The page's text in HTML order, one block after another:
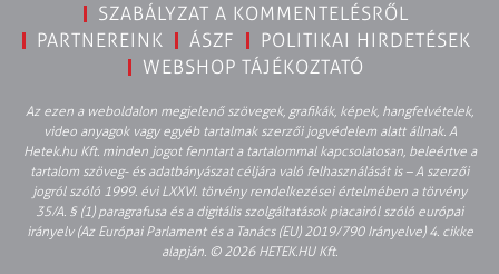
SZABÁLYZAT A KOMMENTELÉSRŐL
PARTNEREINK
ÁSZF
POLITIKAI HIRDETÉSEK
WEBSHOP TÁJÉKOZTATÓ
Az ezen a weboldalon megjelenő szövegek, grafikák, képek, hangfelvételek,
video anyagok vagy egyéb tartalmak szerzői jogvédelem alatt állnak. A
Hetek.hu Kft. minden jogot fenntart a tartalommal kapcsolatosan, beleértve a
tartalom szöveg- és adatbányászat céljára való felhasználását is – A szerzői
jogról szóló 1999. évi LXXVI. törvény rendelkezései értelmében a törvény
35/A. § (1) paragrafusa és a digitális szolgáltatások piacairól szóló európai
irányelv (Az Európai Parlament és a Tanács (EU) 2019/790 Irányelve) 4. cikke
alapján. © 2026 HETEK.HU Kft.